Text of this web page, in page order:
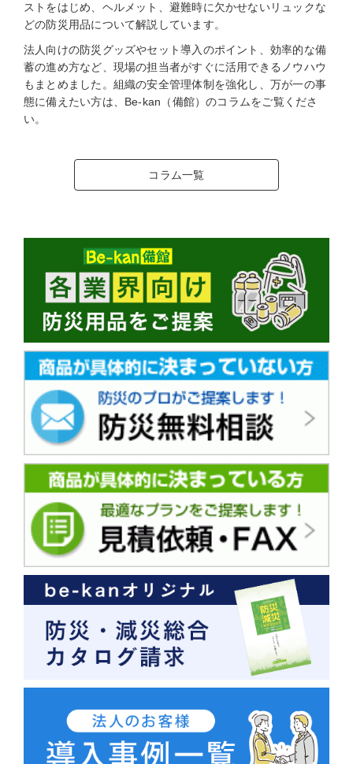
ストをはじめ、ヘルメット、避難時に欠かせないリュックな
どの防災用品について解説しています。
法人向けの防災グッズやセット導入のポイント、効率的な備
蓄の進め方など、現場の担当者がすぐに活用できるノウハウ
もまとめました。組織の安全管理体制を強化し、万が一の事
態に備えたい方は、Be-kan（備館）のコラムをご覧くださ
い。
コラム一覧